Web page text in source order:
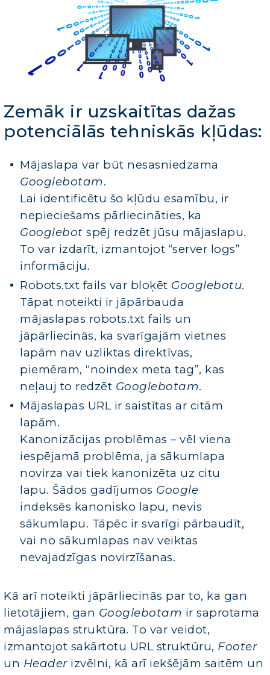
Zemāk ir uzskaitītas dažas
potenciālās tehniskās kļūdas:
Mājaslapa var būt nesasniedzama
Googlebotam.
Lai identificētu šo kļūdu esamību, ir
nepieciešams pārliecināties, ka
Googlebot spēj redzēt jūsu mājaslapu.
To var izdarīt, izmantojot “server logs”
informāciju.
Robots.txt fails var bloķēt Googlebotu.
Tāpat noteikti ir jāpārbauda
mājaslapas robots.txt fails un
jāpārliecinās, ka svarīgajām vietnes
lapām nav uzliktas direktīvas,
piemēram, “noindex meta tag”, kas
neļauj to redzēt Googlebotam.
Mājaslapas URL ir saistītas ar citām
lapām.
Kanonizācijas problēmas – vēl viena
iespējamā problēma, ja sākumlapa
novirza vai tiek kanonizēta uz citu
lapu. Šādos gadījumos Google
indeksēs kanonisko lapu, nevis
sākumlapu. Tāpēc ir svarīgi pārbaudīt,
vai no sākumlapas nav veiktas
nevajadzīgas novirzīšanas.
Kā arī noteikti jāpārliecinās par to, ka gan
lietotājiem, gan Googlebotam ir saprotama
mājaslapas struktūra. To var veidot,
izmantojot sakārtotu URL struktūru, Footer
un Headerizvēlni, kā arī iekšējām saitēm un